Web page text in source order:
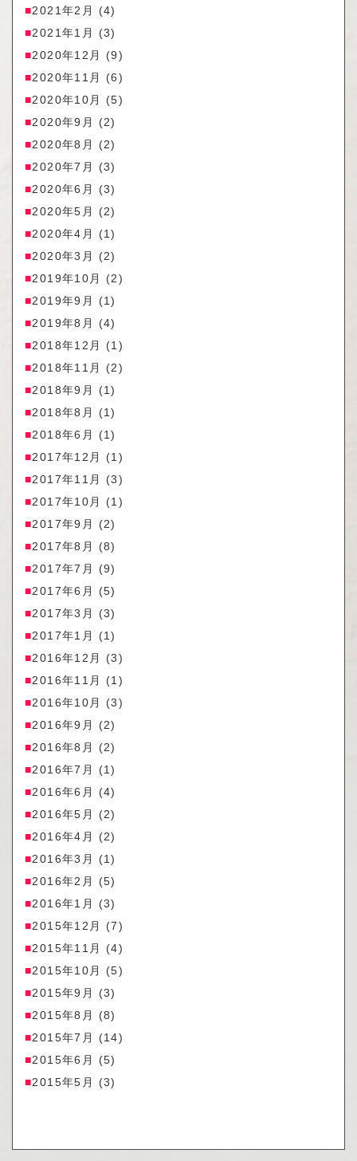
2021年2月
(4)
2021年1月
(3)
2020年12月
(9)
2020年11月
(6)
2020年10月
(5)
2020年9月
(2)
2020年8月
(2)
2020年7月
(3)
2020年6月
(3)
2020年5月
(2)
2020年4月
(1)
2020年3月
(2)
2019年10月
(2)
2019年9月
(1)
2019年8月
(4)
2018年12月
(1)
2018年11月
(2)
2018年9月
(1)
2018年8月
(1)
2018年6月
(1)
2017年12月
(1)
2017年11月
(3)
2017年10月
(1)
2017年9月
(2)
2017年8月
(8)
2017年7月
(9)
2017年6月
(5)
2017年3月
(3)
2017年1月
(1)
2016年12月
(3)
2016年11月
(1)
2016年10月
(3)
2016年9月
(2)
2016年8月
(2)
2016年7月
(1)
2016年6月
(4)
2016年5月
(2)
2016年4月
(2)
2016年3月
(1)
2016年2月
(5)
2016年1月
(3)
2015年12月
(7)
2015年11月
(4)
2015年10月
(5)
2015年9月
(3)
2015年8月
(8)
2015年7月
(14)
2015年6月
(5)
2015年5月
(3)